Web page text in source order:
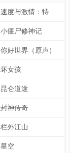
速度与激情：特别行动
小僵尸修神记
你好世界（原声）
坏女孩
昆仑道途
封神传奇
栏外江山
星空